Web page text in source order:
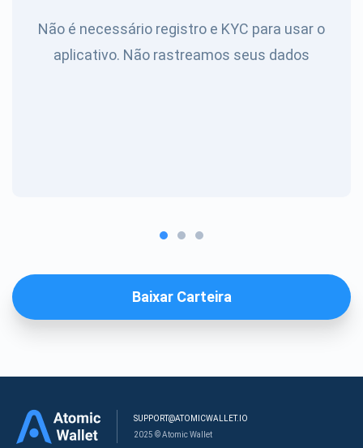
Não é necessário registro e KYC para usar o
aplicativo. Não rastreamos seus dados
Baixar Carteira
SUPPORT@ATOMICWALLET.IO
2025 © Atomic Wallet